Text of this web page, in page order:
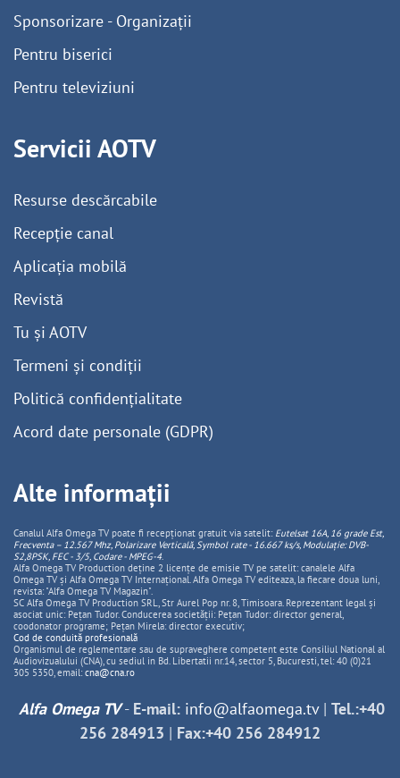
Sponsorizare - Organizații
Pentru biserici
Pentru televiziuni
Servicii AOTV
Resurse descărcabile
Recepție canal
Aplicația mobilă
Revistă
Tu și AOTV
Termeni și condiții
Politică confidențialitate
Acord date personale (GDPR)
Alte informații
Canalul Alfa Omega TV poate fi recepționat gratuit via satelit: Eutelsat 16A, 16 grade Est,
Frecventa – 12.567 Mhz, PolarizareVerticală, Symbol rate - 16.667 ks/s, Modulație: DVB-
S2,8PSK, FEC - 3/5, Codare - MPEG-4.
Alfa Omega TV Production deține 2 licențe de emisie TV pe satelit: canalele Alfa
Omega TV și Alfa Omega TV Internațional. Alfa Omega TV editeaza, la fiecare doua luni,
revista: "Alfa Omega TV Magazin".
SC Alfa Omega TV Production SRL, Str Aurel Pop nr. 8, Timisoara. Reprezentant legal și
asociat unic: Pețan Tudor. Conducerea societății: Pețan Tudor: director general,
coodonator programe; Pețan Mirela: director executiv;
Cod de conduită profesională
Organismul de reglementare sau de supraveghere competent este Consiliul National al
Audiovizualului (CNA), cu sediul in Bd. Libertatii nr.14, sector 5, Bucuresti, tel: 40 (0)21
305 5350, email: cna@cna.ro
Alfa Omega TV- E-mail: info@alfaomega.tv| Tel.:+40
256 284913 | Fax:+40 256 284912